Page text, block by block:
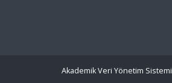
Akademik Veri Yönetim Sistemi